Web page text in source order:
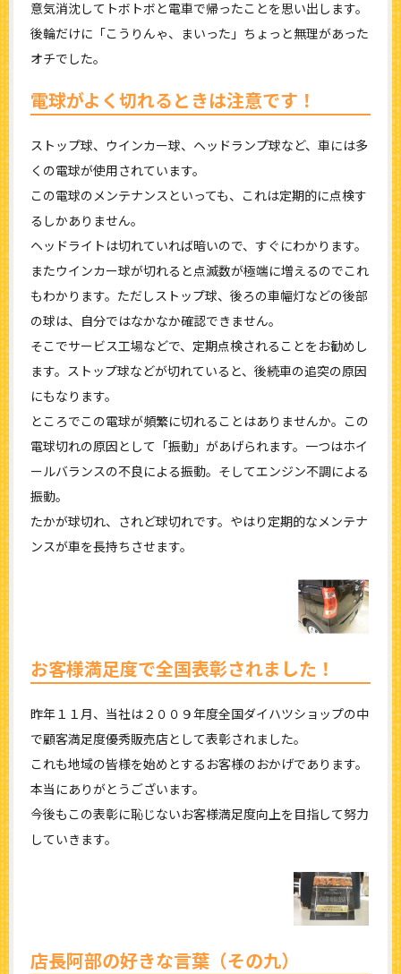
意気消沈してトボトボと電車で帰ったことを思い出します。
後輪だけに「こうりんゃ、まいった」ちょっと無理があった
オチでした。
電球がよく切れるときは注意です！
ストップ球、ウインカー球、ヘッドランプ球など、車には多
くの電球が使用されています。
この電球のメンテナンスといっても、これは定期的に点検す
るしかありません。
ヘッドライトは切れていれば暗いので、すぐにわかります。
またウインカー球が切れると点滅数が極端に増えるのでこれ
もわかります。ただしストップ球、後ろの車幅灯などの後部
の球は、自分ではなかなか確認できません。
そこでサービス工場などで、定期点検されることをお勧めし
ます。ストップ球などが切れていると、後続車の追突の原因
にもなります。
ところでこの電球が頻繁に切れることはありませんか。この
電球切れの原因として「振動」があげられます。一つはホイ
ールバランスの不良による振動。そしてエンジン不調による
振動。
たかが球切れ、されど球切れです。やはり定期的なメンテナ
ンスが車を長持ちさせます。
お客様満足度で全国表彰されました！
昨年１１月、当社は２００９年度全国ダイハツショップの中
で顧客満足度優秀販売店として表彰されました。
これも地域の皆様を始めとするお客様のおかげであります。
本当にありがとうございます。
今後もこの表彰に恥じないお客様満足度向上を目指して努力
していきます。
店長阿部の好きな言葉（その九）